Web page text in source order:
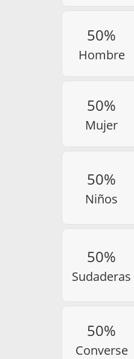
50%
hombre
50%
mujer
50%
niños
50%
sudaderas
50%
converse